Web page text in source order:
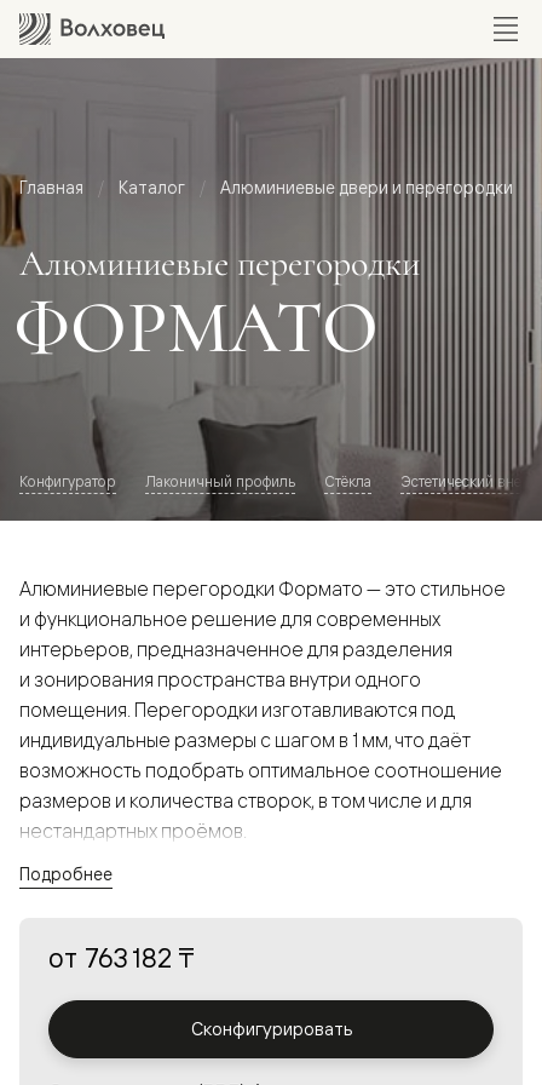
Главная Каталог Алюминиевые двери и перегородки
Алюминиевые перегородки
ФОРМАТО
Конфигуратор Лаконичный профиль Стёкла Эстетический
Алюминиевые перегородки Формато — это стильное
и функциональное решение для современных
интерьеров, предназначенное для разделения
и зонирования пространства внутри одного
помещения. Перегородки изготавливаются под
индивидуальные размеры с шагом в 1 мм, что даёт
возможность подобрать оптимальное соотношение
размеров и количества створок, в том числе и для
нестандартных проёмов.
а большой выбор вставок из стекла с различными
решения в интерьере и варьировать освещённость.
Подробнее
от 763 182 ₸
Сконфигурировать